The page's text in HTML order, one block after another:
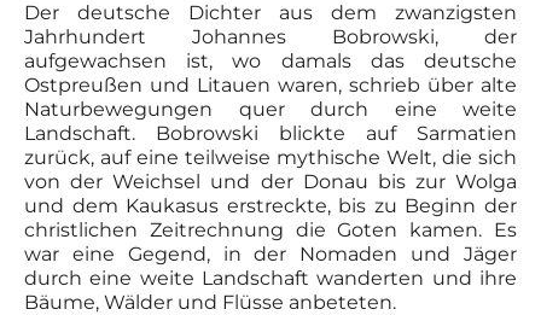
Der deutsche Dichter aus dem zwanzigsten
Jahrhundert Johannes Bobrowski, der
aufgewachsen ist, wo damals das deutsche
Ostpreußen und Litauen waren, schrieb über alte
Naturbewegungen quer durch eine weite
Landschaft. Bobrowski blickte auf Sarmatien
zurück, auf eine teilweise mythische Welt, die sich
von der Weichsel und der Donau bis zur Wolga
und dem Kaukasus erstreckte, bis zu Beginn der
christlichen Zeitrechnung die Goten kamen. Es
war eine Gegend, in der Nomaden und Jäger
durch eine weite Landschaft wanderten und ihre
Bäume, Wälder und Flüsse anbeteten.